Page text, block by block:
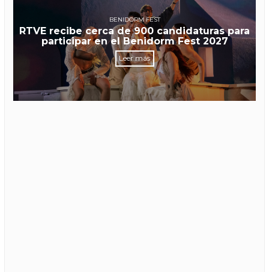
BENIDORM FEST
RTVE recibe cerca de 900 candidaturas para
participar en el Benidorm Fest 2027
Leer más